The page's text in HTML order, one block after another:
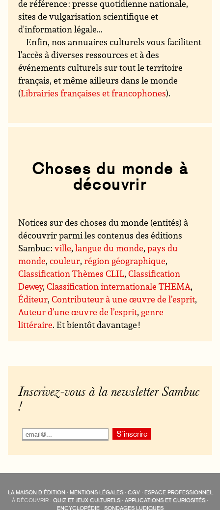
de référence : presse quotidienne nationale,
sites de vulgarisation scientifique et
d'information légale...
Enfin, nos annuaires culturels vous facilitent
l'accès à diverses ressources et à des
événements culturels sur tout le territoire
français, et même ailleurs dans le monde
(Librairies françaises et francophones).
Choses du monde à
découvrir
Notices sur des choses du monde (entités) à
découvrir parmi les contenus des éditions
Sambuc :ville,langue du monde,pays du
monde,couleur,région géographique,
Classification Thèmes CLIL,Classification
Dewey,Classification internationale THEMA,
Éditeur,Contributeur à une œuvre de l’esprit,
Auteur d’une œuvre de l’esprit, genre
littéraire. Et bientôt davantage !
Inscrivez-vous à la newsletter Sambuc
!
LA MAISON D’ÉDITION · MENTIONS LÉGALES· CGV· ESPACE PROFESSIONNEL
À DÉCOUVRIR : QUIZ ET JEUX CULTURELS · APPLICATIONS ET CURIOSITÉS ·
ENCYCLOPÉDIE· SONDAGES LUDIQUES